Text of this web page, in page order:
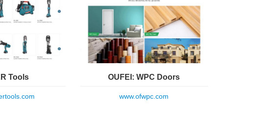
Tools OUFEI: WPC Doors
www.ofwpc.com